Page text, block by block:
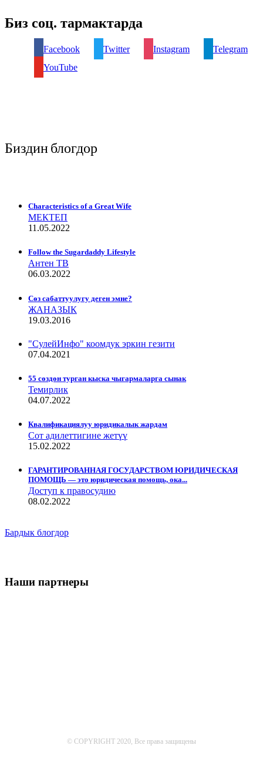
Биз соц. тармактарда
Facebook Twitter Instagram
Telegram
YouTube
Биздин блогдор
Characteristics of a Great Wife
МЕКТЕП
11.05.2022
Follow the Sugardaddy Lifestyle
Антен ТВ
06.03.2022
Сѳз сабаттуулугу деген эмне?
ЖАНАЗЫК
19.03.2016
"СулейИнфо" коомдук эркин гезити
07.04.2021
55 сөздөн турган кыска чыгармаларга сынак
Темирлик
04.07.2022
Квалификациялуу юридикалык жардам
Сот адилеттигине жетүү
15.02.2022
ГАРАНТИРОВАННАЯ ГОСУДАРСТВОМ ЮРИДИЧЕСКАЯ
ПОМОЩЬ — это юридическая помощь, ока...
Доступ к правосудию
08.02.2022
Бардык блогдор
Наши партнеры
© COPYRIGHT 2020, Все права защищены